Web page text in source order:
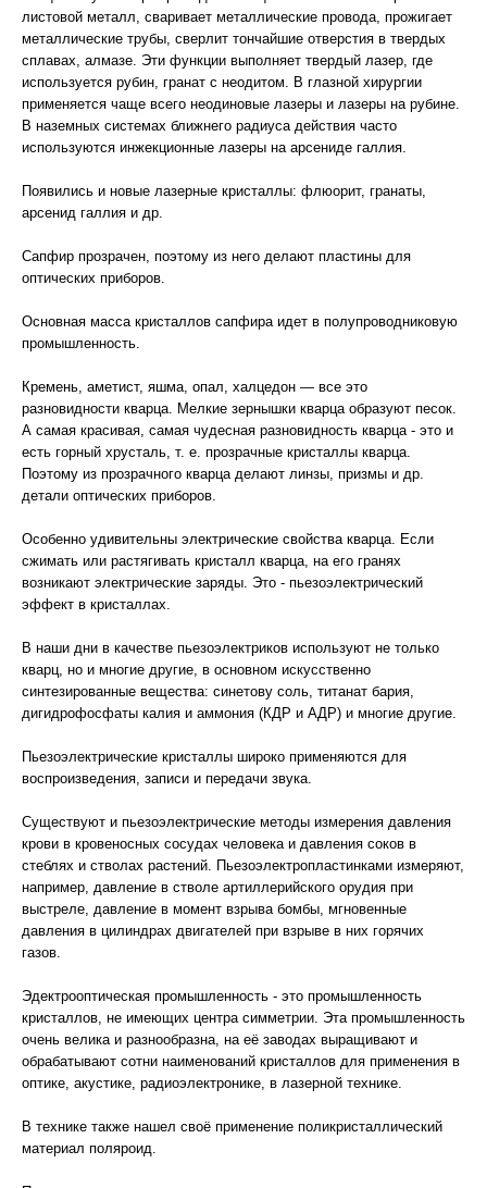
листовой металл, сваривает металлические провода, прожигает
металлические трубы, сверлит тончайшие отверстия в твердых
сплавах, алмазе. Эти функции выполняет твердый лазер, где
используется рубин, гранат с неодитом. В глазной хирургии
применяется чаще всего неодиновые лазеры и лазеры на рубине.
В наземных системах ближнего радиуса действия часто
используются инжекционные лазеры на арсениде галлия.
Появились и новые лазерные кристаллы: флюорит, гранаты,
арсенид галлия и др.
Сапфир прозрачен, поэтому из него делают пластины для
оптических приборов.
Основная масса кристаллов сапфира идет в полупроводниковую
промышленность.
Кремень, аметист, яшма, опал, халцедон — все это
разновидности кварца. Мелкие зернышки кварца образуют песок.
А самая красивая, самая чудесная разновидность кварца - это и
есть горный хрусталь, т. е. прозрачные кристаллы кварца.
Поэтому из прозрачного кварца делают линзы, призмы и др.
детали оптических приборов.
Особенно удивительны электрические свойства кварца. Если
сжимать или растягивать кристалл кварца, на его гранях
возникают электрические заряды. Это - пьезоэлектрический
эффект в кристаллах.
В наши дни в качестве пьезоэлектриков используют не только
кварц, но и многие другие, в основном искусственно
синтезированные вещества: синетову соль, титанат бария,
дигидрофосфаты калия и аммония (КДР и АДР) и многие другие.
Пьезоэлектрические кристаллы широко применяются для
воспроизведения, записи и передачи звука.
Существуют и пьезоэлектрические методы измерения давления
крови в кровеносных сосудах человека и давления соков в
стеблях и стволах растений. Пьезоэлектропластинками измеряют,
например, давление в стволе артиллерийского орудия при
выстреле, давление в момент взрыва бомбы, мгновенные
давления в цилиндрах двигателей при взрыве в них горячих
газов.
Эдектрооптическая промышленность - это промышленность
кристаллов, не имеющих центра симметрии. Эта промышленность
очень велика и разнообразна, на её заводах выращивают и
обрабатывают сотни наименований кристаллов для применения в
оптике, акустике, радиоэлектронике, в лазерной технике.
В технике также нашел своё применение поликристаллический
материал поляроид.